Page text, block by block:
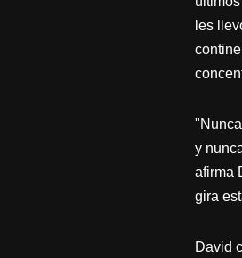
les
y
afirma
gira
David